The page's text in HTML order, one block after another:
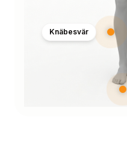
Knäbesvär